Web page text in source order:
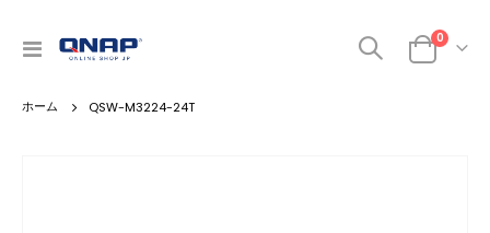
ナ
呼
カート
0
QSW-M3224-24T